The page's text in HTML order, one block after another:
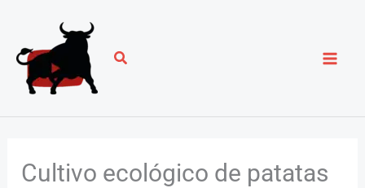
contenido
Cultivo ecológico de patatas